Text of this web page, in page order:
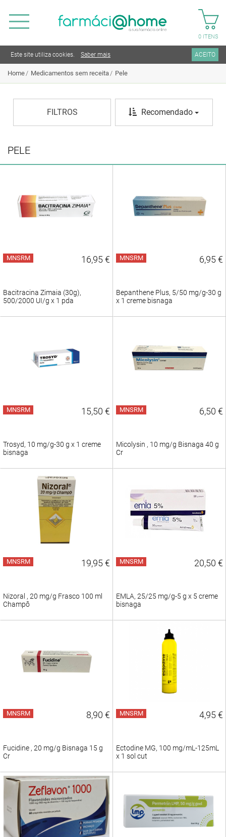
0 ITENS
Este site utiliza cookies. Saber mais ACEITO
Home Medicamentos sem receita Pele
FILTROS Recomendado
PELE
MNSRM 16,95 €
Bacitracina Zimaia (30g),
500/2000 UI/g x 1 pda
MNSRM 6,95 €
Bepanthene Plus, 5/50 mg/g-30 g
x 1 creme bisnaga
MNSRM 15,50 €
Trosyd, 10 mg/g-30 g x 1 creme
bisnaga
MNSRM 6,50 €
Micolysin , 10 mg/g Bisnaga 40 g
Cr
MNSRM 19,95 €
Nizoral , 20 mg/g Frasco 100 ml
Champô
MNSRM 20,50 €
EMLA, 25/25 mg/g-5 g x 5 creme
bisnaga
MNSRM 8,90 €
Fucidine , 20 mg/g Bisnaga 15 g
Cr
MNSRM 4,95 €
Ectodine MG, 100 mg/mL-125mL
x 1 sol cut